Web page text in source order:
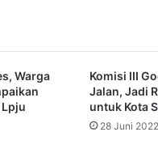
Warga
Komisi III
Jalan, Jadi
untuk Kota
28 Juni 2022